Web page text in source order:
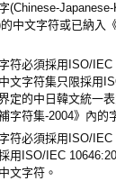
(Chinese-
的中文字符或已納入
符必須採用ISO/
文字符集只限採用
定的中日韓文統一
字符集-2004》內的
符必須採用ISO/
用ISO/IEC
文字符。